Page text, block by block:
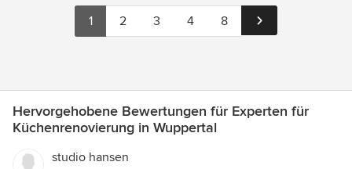
1 2 3 4 8
Hervorgehobene Bewertungen für Experten für
Küchenrenovierung in Wuppertal
studio hansen